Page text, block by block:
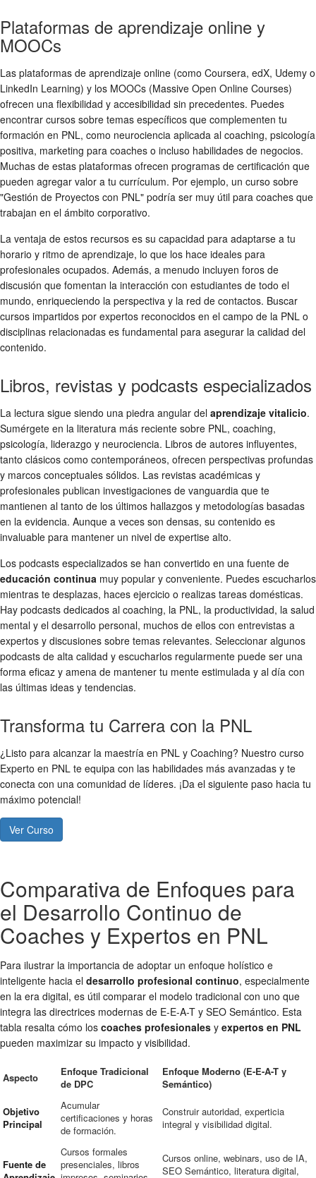
Plataformas de aprendizaje online y
MOOCs
Las plataformas de aprendizaje online (como Coursera, edX, Udemy o
LinkedIn Learning) y los MOOCs (Massive Open Online Courses)
ofrecen una flexibilidad y accesibilidad sin precedentes. Puedes
encontrar cursos sobre temas específicos que complementen tu
formación en PNL, como neurociencia aplicada al coaching, psicología
positiva, marketing para coaches o incluso habilidades de negocios.
Muchas de estas plataformas ofrecen programas de certificación que
pueden agregar valor a tu currículum. Por ejemplo, un curso sobre
"Gestión de Proyectos con PNL" podría ser muy útil para coaches que
trabajan en el ámbito corporativo.
La ventaja de estos recursos es su capacidad para adaptarse a tu
horario y ritmo de aprendizaje, lo que los hace ideales para
profesionales ocupados. Además, a menudo incluyen foros de
discusión que fomentan la interacción con estudiantes de todo el
mundo, enriqueciendo la perspectiva y la red de contactos. Buscar
cursos impartidos por expertos reconocidos en el campo de la PNL o
disciplinas relacionadas es fundamental para asegurar la calidad del
contenido.
Libros, revistas y podcasts especializados
La lectura sigue siendo una piedra angular del aprendizaje vitalicio.
Sumérgete en la literatura más reciente sobre PNL, coaching,
psicología, liderazgo y neurociencia. Libros de autores influyentes,
tanto clásicos como contemporáneos, ofrecen perspectivas profundas
y marcos conceptuales sólidos. Las revistas académicas y
profesionales publican investigaciones de vanguardia que te
mantienen al tanto de los últimos hallazgos y metodologías basadas
en la evidencia. Aunque a veces son densas, su contenido es
invaluable para mantener un nivel de expertise alto.
Los podcasts especializados se han convertido en una fuente de
educación continua muy popular y conveniente. Puedes escucharlos
mientras te desplazas, haces ejercicio o realizas tareas domésticas.
Hay podcasts dedicados al coaching, la PNL, la productividad, la salud
mental y el desarrollo personal, muchos de ellos con entrevistas a
expertos y discusiones sobre temas relevantes. Seleccionar algunos
podcasts de alta calidad y escucharlos regularmente puede ser una
forma eficaz y amena de mantener tu mente estimulada y al día con
las últimas ideas y tendencias.
Transforma tu Carrera con la PNL
¿Listo para alcanzar la maestría en PNL y Coaching? Nuestro curso
Experto en PNL te equipa con las habilidades más avanzadas y te
conecta con una comunidad de líderes. ¡Da el siguiente paso hacia tu
máximo potencial!
Ver Curso
Comparativa de Enfoques para
el Desarrollo Continuo de
Coaches y Expertos en PNL
Para ilustrar la importancia de adoptar un enfoque holístico e
inteligente hacia el desarrollo profesional continuo, especialmente
en la era digital, es útil comparar el modelo tradicional con uno que
integra las directrices modernas de E-E-A-T y SEO Semántico. Esta
tabla resalta cómo los coaches profesionales y expertos en PNL
pueden maximizar su impacto y visibilidad.
Aspecto
Enfoque Tradicional
de DPC
Enfoque Moderno (E-E-A-T y
Semántico)
Objetivo
Principal
Acumular
certificaciones y horas
de formación.
Construir autoridad, experticia
integral y visibilidad digital.
Fuente de
Cursos formales
presenciales, libros
Cursos online, webinars, uso de IA,
SEO Semántico, literatura digital,